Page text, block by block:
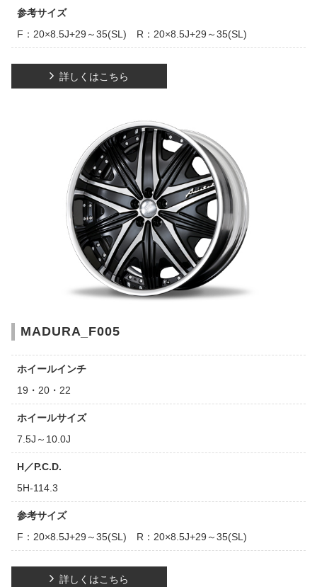
参考サイズ
F：20×8.5J+29～35(SL) R：20×8.5J+29～35(SL)
詳しくはこちら
MADURA_F005
ホイールインチ
19・20・22
ホイールサイズ
7.5J～10.0J
H／P.C.D.
5H-114.3
参考サイズ
F：20×8.5J+29～35(SL) R：20×8.5J+29～35(SL)
詳しくはこちら